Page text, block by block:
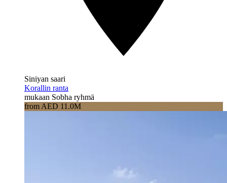
Siniyan saari
Korallin ranta
mukaan Sobha ryhmä
from AED 11.0M